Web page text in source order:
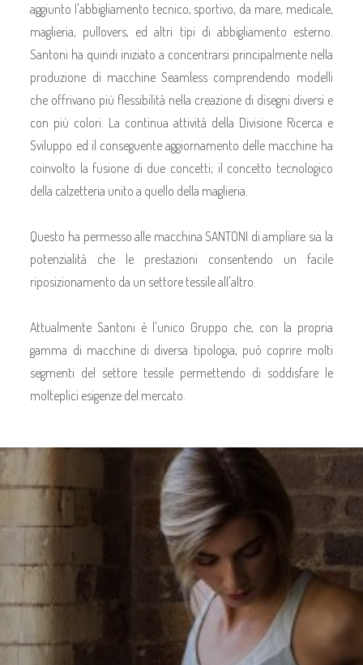
aggiunto l'abbigliamento tecnico, sportivo, da mare, medicale,
maglieria, pullovers, ed altri tipi di abbigliamento esterno.
Santoni ha quindi iniziato a concentrarsi principalmente nella
produzione di macchine Seamless comprendendo modelli
che offrivano più flessibilità nella creazione di disegni diversi e
con più colori. La continua attività della Divisione Ricerca e
Sviluppo ed il conseguente aggiornamento delle macchine ha
coinvolto la fusione di due concetti; il concetto tecnologico
della calzetteria unito a quello della maglieria.
Questo ha permesso alle macchina SANTONI di ampliare sia la
potenzialità che le prestazioni consentendo un facile
riposizionamento da un settore tessile all'altro.
Attualmente Santoni è l'unico Gruppo che, con la propria
gamma di macchine di diversa tipologia, può coprire molti
segmenti del settore tessile permettendo di soddisfare le
molteplici esigenze del mercato.